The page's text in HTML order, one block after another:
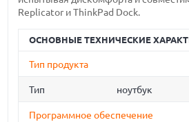
Replicator и ThinkPad Dock.
ОСНОВНЫЕ ТЕХНИЧЕСКИЕ
Тип продукта
Тип ноутбук
Программное обеспечение